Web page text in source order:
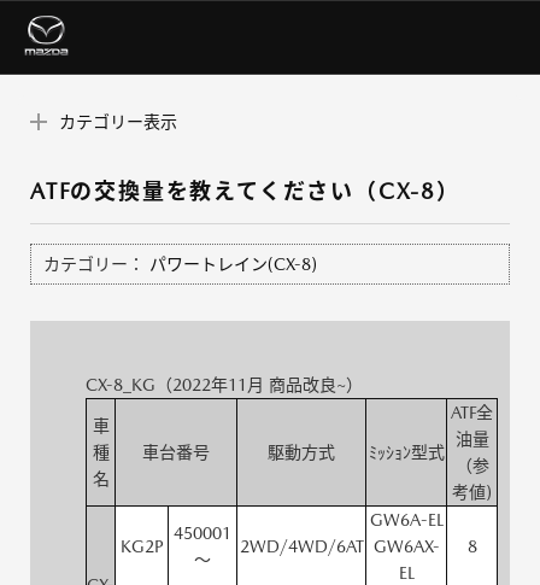
カテゴリー表示
ATFの交換量を教えてください（CX-8）
カテゴリー： パワートレイン(CX-8)
CX-8_KG（2022年11月 商品改良~）
車
種
名
車台番号 駆動方式 ﾐｯｼｮﾝ型式
ATF全
油量
（参
考値)
KG2P
450001
～
2WD/4WD/6AT
GW6A-EL
GW6AX-
EL
8